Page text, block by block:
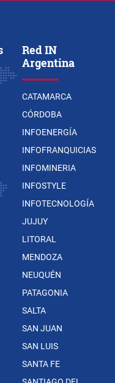
Red IN
Argentina
CATAMARCA
CÓRDOBA
INFOENERGÍA
INFOFRANQUICIAS
INFOMINERIA
INFOSTYLE
INFOTECNOLOGÍA
JUJUY
LITORAL
MENDOZA
NEUQUÉN
PATAGONIA
SALTA
SAN JUAN
SAN LUIS
SANTA FE